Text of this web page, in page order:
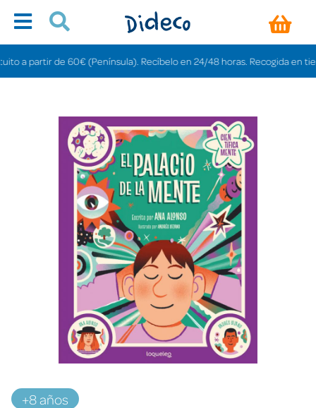
partir de 60€ (Península). Recíbelo en 24/48 horas. Recogida en
+8 años